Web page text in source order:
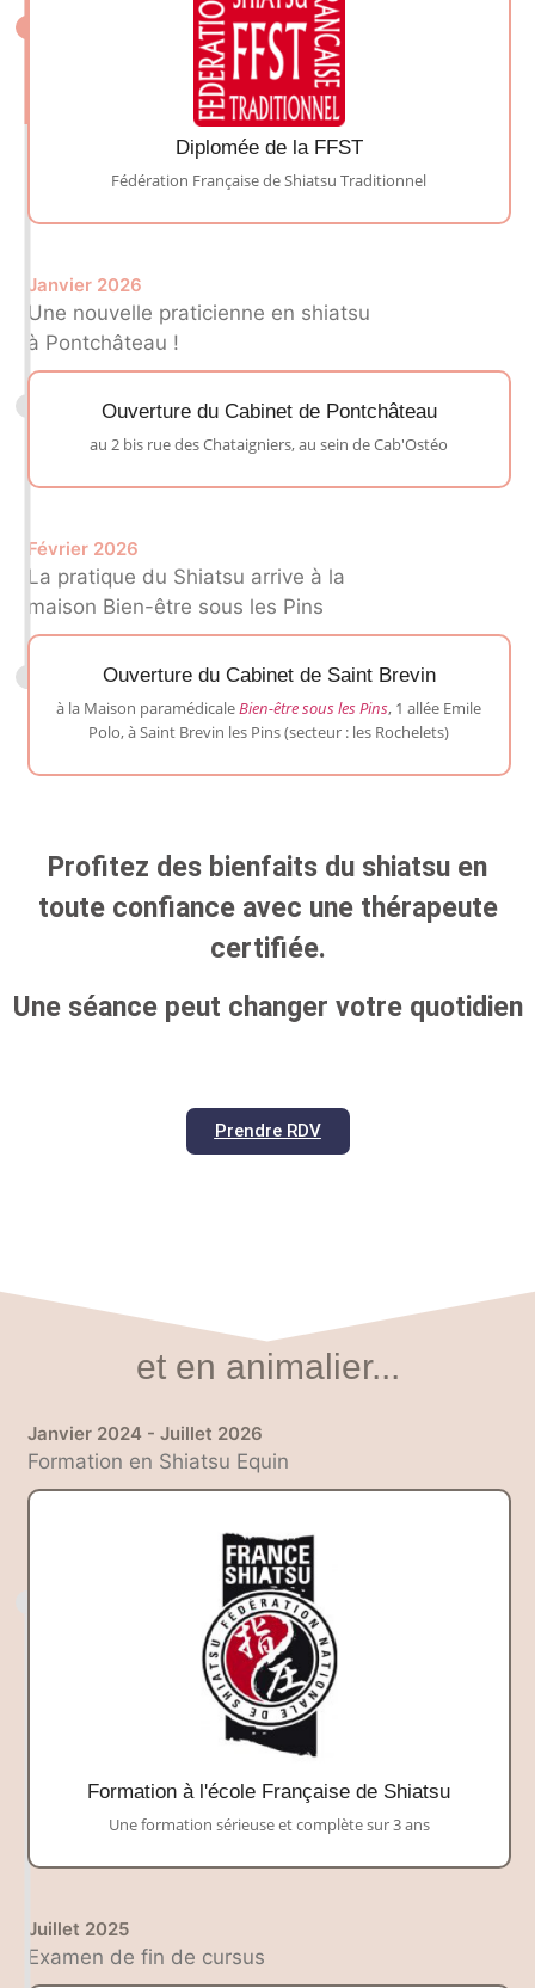
Diplomée de la FFST
Fédération Française de Shiatsu Traditionnel
Janvier 2026
Une nouvelle praticienne en shiatsu
à Pontchâteau !
Ouverture du Cabinet de Pontchâteau
au 2 bis rue des Chataigniers, au sein de Cab'Ostéo
Février 2026
La pratique du Shiatsu arrive à la
maison Bien-être sous les Pins
Ouverture du Cabinet de Saint Brevin
à la Maison paramédicaleBien-être sous les Pins, 1 allée Emile
Polo, à Saint Brevin les Pins (secteur : les Rochelets)
Profitez des bienfaits du shiatsu en
toute confiance avec une thérapeute
certifiée.
Une séance peut changer votre quotidien
Prendre RDV
et en animalier...
Janvier 2024 - Juillet 2026
Formation en Shiatsu Equin
Formation à l'école Française de Shiatsu
Une formation sérieuse et complète sur 3 ans
Juillet 2025
Examen de fin de cursus